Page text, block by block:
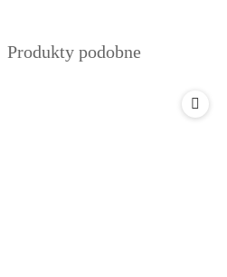
Produkty
Produkty podobne